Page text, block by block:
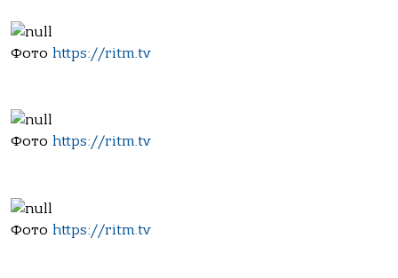
Фото https://ritm.tv
Фото https://ritm.tv
Фото https://ritm.tv